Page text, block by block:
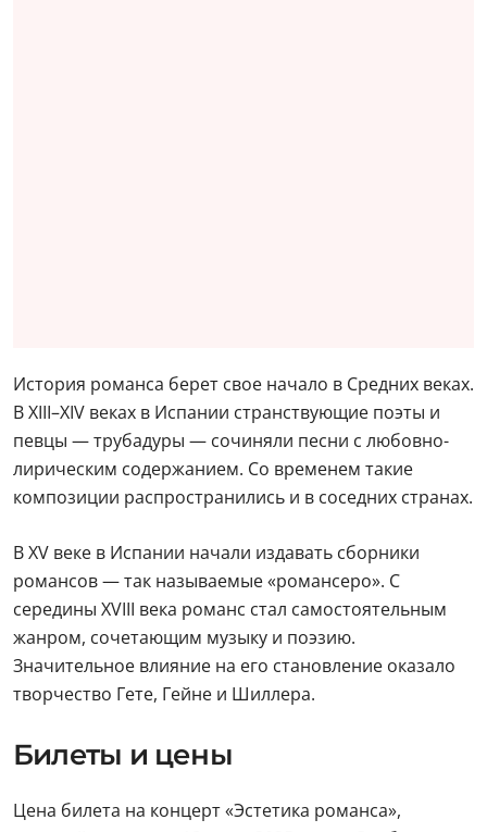
История романса берет свое начало в Средних веках.
В XIII–XIV веках в Испании странствующие поэты и
певцы — трубадуры — сочиняли песни с любовно-
лирическим содержанием. Со временем такие
композиции распространились и в соседних странах.
В XV веке в Испании начали издавать сборники
романсов — так называемые «романсеро». С
середины XVIII века романс стал самостоятельным
жанром, сочетающим музыку и поэзию.
Значительное влияние на его становление оказало
творчество Гете, Гейне и Шиллера.
Билеты и цены
Цена билета на концерт «Эстетика романса»,